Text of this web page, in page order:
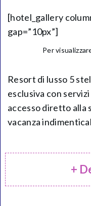
[hotel_gallery
gap=”10px”]
Per
Resort di lusso 5
esclusiva con
accesso diretto alla
vacanza
+